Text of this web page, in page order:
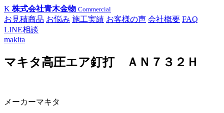
K 株式会社青木金物 Commercial
お見積商品 お悩み 施工実績 お客様の声 会社概要 FAQ
LINE相談
makita
マキタ高圧エア釘打 ＡＮ７３２Ｈ
メーカーマキタ